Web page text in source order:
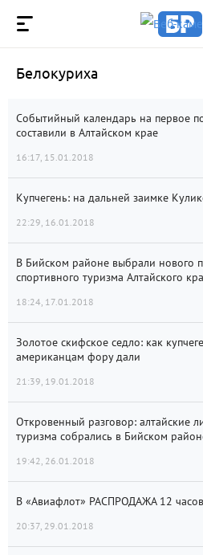
Белокуриха
Событийный календарь на первое
составили в Алтайском крае
16:17, 15.01.2018
Купчегень: на дальней заимке
22:29, 16.01.2018
В Бийском районе выбрали нового
спортивного туризма Алтайского
18:24, 17.01.2018
Золотое скифское седло: как
американцам фору дали
21:39, 19.01.2018
Откровенный разговор: алтайские
туризма собрались в Бийском
19:42, 26.01.2018
В «Авиафлот» РАСПРОДАЖА 12
20:37, 29.01.2018